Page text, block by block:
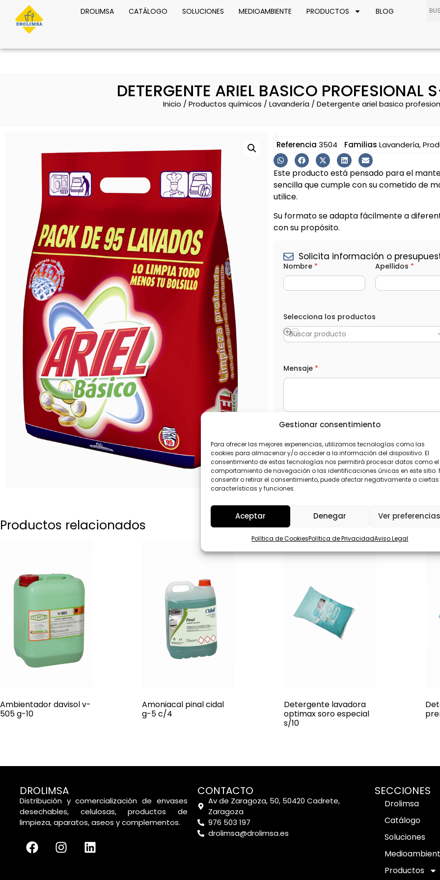
Gestionar consentimiento
Para ofrecer las mejores experiencias, utilizamos tecnologías como las
cookies para almacenar y/o acceder a la información del dispositivo. El
consentimiento de estas tecnologías nos permitirá procesar datos como el
comportamiento de navegación o las identificaciones únicas en este sitio.
consentir o retirar el consentimiento, puede afectar negativamente a ciertas
características y funciones.
Aceptar Denegar Ver
Política de CookiesPolítica de PrivacidadAviso Legal
DROLIMSA CATÁLOGO SOLUCIONES MEDIOAMBIENTE PRODUCTOS BLOG
DETERGENTE ARIEL BASICO
Inicio / Productos químicos / Lavandería / Detergente ariel basico
Referencia 3504 Familias Lavandería,
Este producto está pensado para el
sencilla que cumple con su cometido de
utilice.
Su formato se adapta fácilmente a
con su propósito.
Solicita información o
S
e
l
c
o
n
a
A
l
i
s
o
c
i
o
n
a
l
)
Nombre * Apellidos *
Selecciona los productos
Buscar producto
Mensaje *
L
P
D
*
Enviar
Productos relacionados
Ambientador davisol v-
505 g-10
Amoniacal pinal cidal
g-5 c/4
Detergente lavadora
optimax soro especial
s/10
DROLIMSA
Distribución y comercialización de envases
desechables, celulosas, productos de
limpieza, aparatos, aseos y complementos.
CONTACTO
Av de Zaragoza, 50, 50420 Cadrete,
Zaragoza
976 503 197
drolimsa@drolimsa.es
SECCIONES
Drolimsa
Catálogo
Soluciones
Productos